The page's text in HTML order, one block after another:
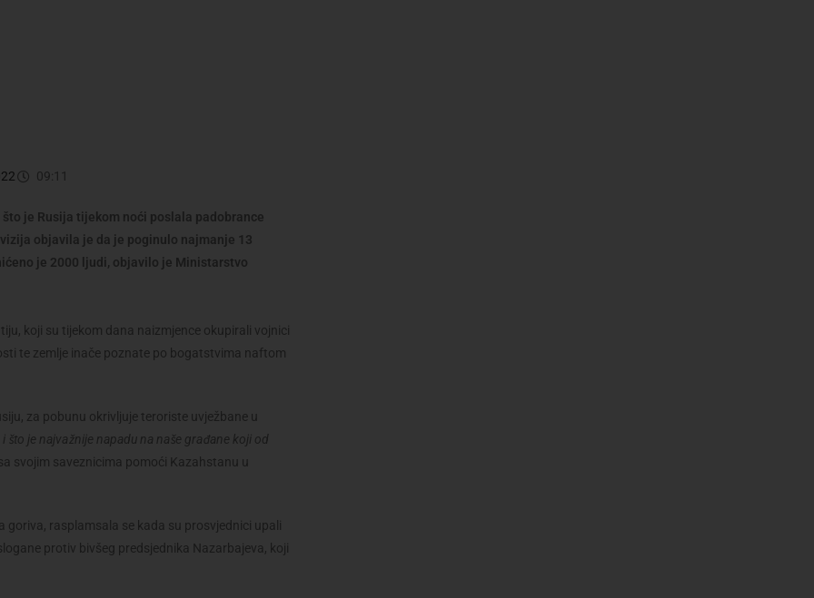
09:11
je Rusija tijekom noći poslala padobrance
objavila je da je poginulo najmanje 13
je 2000 ljudi, objavilo je Ministarstvo
koji su tijekom dana naizmjence okupirali vojnici
te zemlje inače poznate po bogatstvima naftom
za pobunu okrivljuje teroriste uvježbane u
što je najvažnije napadu na naše građane koji od
svojim saveznicima pomoći Kazahstanu u
rasplamsala se kada su prosvjednici upali
protiv bivšeg predsjednika Nazarbajeva, koji